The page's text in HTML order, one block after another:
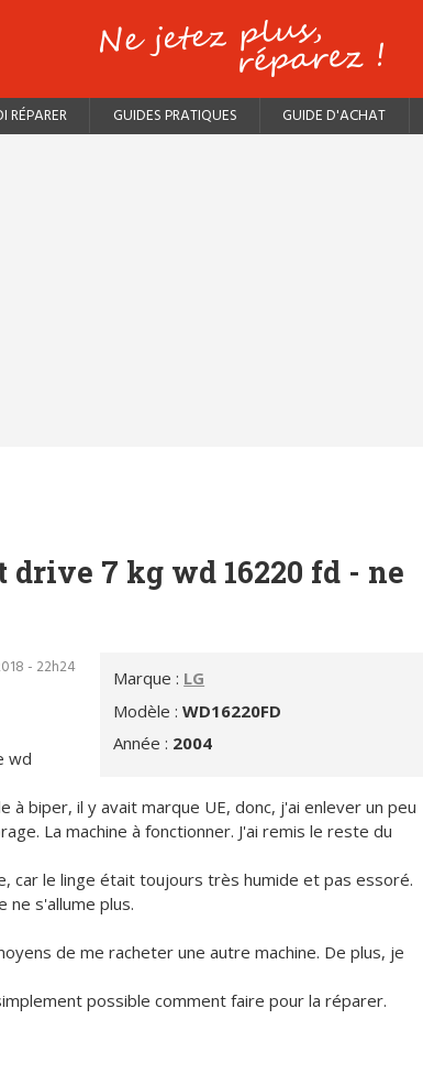
RÉPARER GUIDES PRATIQUES GUIDE D'ACHAT
7 kg wd 16220 fd - ne
Marque : LG
Modèle :WD16220FD
Année : 2004
- 22h24
wd
à biper, il y avait marque UE, donc, j'ai enlever un peu
La machine à fonctionner. J'ai remis le reste du
car le linge était toujours très humide et pas essoré.
ne s'allume plus.
de me racheter une autre machine. De plus, je
possible comment faire pour la réparer.